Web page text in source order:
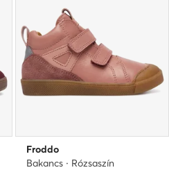
Froddo
Bakancs · Rózsaszín